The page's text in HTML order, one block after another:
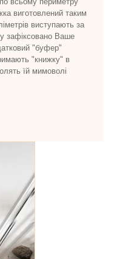
виготовлений таким
виступають за
зафіксовано Ваше
"буфер"
"книжку" в
їй мимоволі